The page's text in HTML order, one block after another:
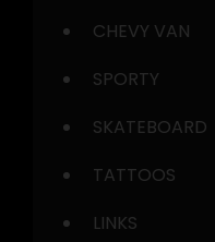
CHEVY VAN
SPORTY
SKATEBOARD
TATTOOS
LINKS